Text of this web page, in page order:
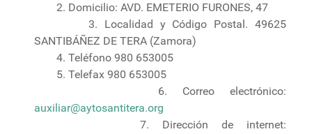
2. Domicilio: AVD. EMETERIO FURONES, 47
3. Localidad y Código Postal. 49625
SANTIBÁÑEZ DE TERA (Zamora)
4. Teléfono 980 653005
5. Telefax 980 653005
6. Correo electrónico:
auxiliar@aytosantitera.org
7. Dirección de internet: